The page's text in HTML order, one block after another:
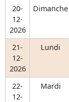
20-
12-
2026
Dimanche
21-
12-
2026
Lundi
22-
12-
Mardi